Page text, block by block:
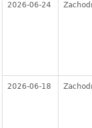
2026-06-24
2026-06-18